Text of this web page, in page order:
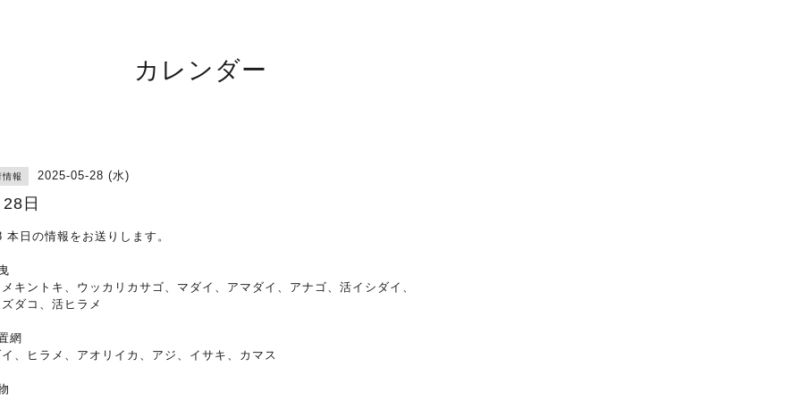
カレンダー
情報 2025-05-28 (水)
日
本日の情報をお送りします。
キントキ、ウッカリカサゴ、マダイ、アマダイ、アナゴ、活イシダイ、
ダコ、活ヒラメ
網
、ヒラメ、アオリイカ、アジ、イサキ、カマス